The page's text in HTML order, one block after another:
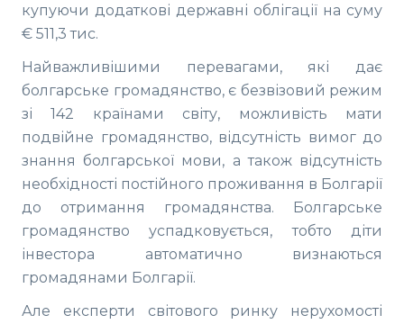
купуючи додаткові державні облігації на суму
€ 511,3 тис.
Найважливішими перевагами, які дає
болгарське громадянство, є безвізовий режим
зі 142 країнами світу, можливість мати
подвійне громадянство, відсутність вимог до
знання болгарської мови, а також відсутність
необхідності постійного проживання в Болгарії
до отримання громадянства. Болгарське
громадянство успадковується, тобто діти
інвестора автоматично визнаються
громадянами Болгарії.
Але експерти світового ринку нерухомості